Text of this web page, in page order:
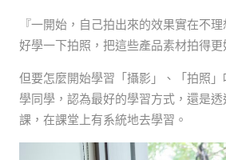
『一開始，自己拍出來的效果實在不
好學一下拍照，把這些產品素材拍得更
但要怎麼開始學習「攝影」、「拍照
學同學，認為最好的學習方式，還是
課，在課堂上有系統地去學習。